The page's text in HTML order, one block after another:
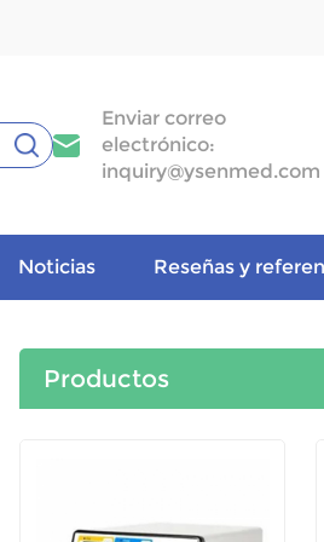
Enviar correo
electrónico:
inquiry@ysenmed.com
Noticias Reseñas y
Productos